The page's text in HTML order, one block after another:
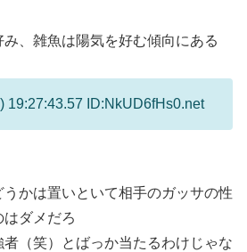
、雑魚は陽気を好む傾向にある
19:27:43.57 ID:NkUD6fHs0.net
かは置いといて相手のガッサの性
ダメだろ
（笑）とばっか当たるわけじゃな